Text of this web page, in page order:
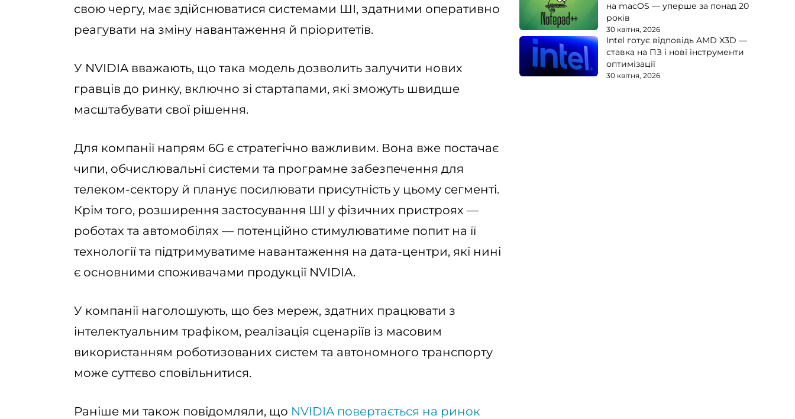
свою чергу, має здійснюватися системами ШІ, здатними оперативно
реагувати на зміну навантаження й пріоритетів.
У NVIDIA вважають, що така модель дозволить залучити нових
гравців до ринку, включно зі стартапами, які зможуть швидше
масштабувати свої рішення.
Для компанії напрям 6G є стратегічно важливим. Вона вже постачає
чипи, обчислювальні системи та програмне забезпечення для
телеком-сектору й планує посилювати присутність у цьому сегменті.
Крім того, розширення застосування ШІ у фізичних пристроях —
роботах та автомобілях — потенційно стимулюватиме попит на її
технології та підтримуватиме навантаження на дата-центри, які нині
є основними споживачами продукції NVIDIA.
У компанії наголошують, що без мереж, здатних працювати з
інтелектуальним трафіком, реалізація сценаріїв із масовим
використанням роботизованих систем та автономного транспорту
може суттєво сповільнитися.
Раніше ми також повідомляли, що NVIDIA повертається на ринок
на macOS — уперше за понад 20
років
30 квітня, 2026
Intel готує відповідь AMD X3D —
ставка на ПЗ і нові інструменти
оптимізації
30 квітня, 2026